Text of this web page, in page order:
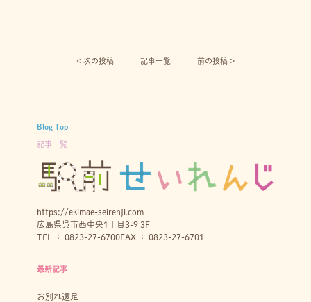
< 次の投稿︎ 記事一覧 前の投稿 >
Blog Top
記事一覧
https://ekimae-seirenji.com
広島県呉市西中央1丁目3-9 3F
TEL ： 0823-27-6700FAX ： 0823-27-6701
最新記事
お別れ遠足